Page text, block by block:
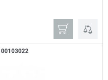
00103022